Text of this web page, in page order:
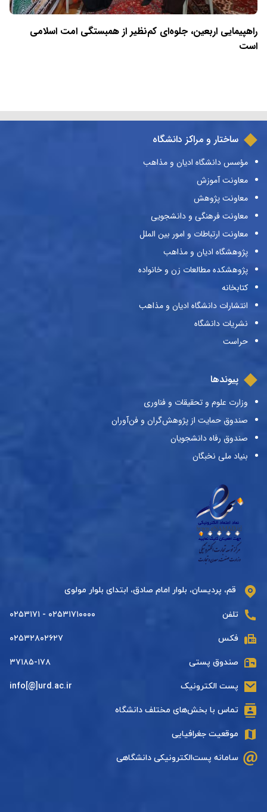
راهپیمایی اربعین، جلوه‌ای کم‌نظیر از همبستگی امت اسلامی
است
ساختار و مراکز دانشگاه
مؤسس دانشگاه ادیان و مذاهب
معاونت آموزش
معاونت پژوهش
معاونت فرهنگی و دانشجویی
معاونت ارتباطات و امور بین الملل
پژوهشگاه ادیان و مذاهب
پژوهشکده مطالعات زن و خانواده
کتابخانه
انتشارات دانشگاه ادیان و مذاهب
نشریات دانشگاه
حراست
پیوندها
وزارت علوم و تحقیقات و فناوری
صندوق حمایت از پژوهش‌گران و فن‌آوران
صندوق رفاه دانشجویان
بنیاد ملی نخبگان
قم، پردیسان، بلوار امام صادق، ابتدای بلوار مولوی
تلفن ۰۲۵۳۱۷۱۰۰۰۰ - ۰۲۵۳۱۷۱
فکس ۰۲۵۳۲۸۰۲۶۲۷
صندوق پستی ۳۷۱۸۵-۱۷۸
پست الکترونیک info[@]urd.ac.ir
تماس با بخش‌های مختلف دانشگاه
موقعیت جغرافیایی
سامانه پست‌الکترونیکی دانشگاهی